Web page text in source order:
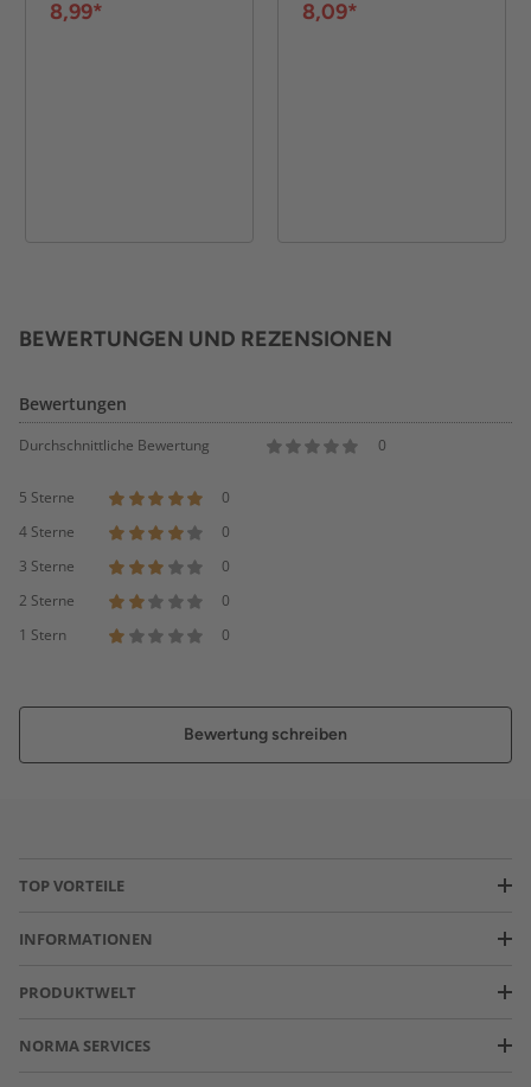
8,99*
8,09*
BEWERTUNGEN UND REZENSIONEN
Bewertungen
Durchschnittliche Bewertung 0
5 Sterne
0
4 Sterne
0
3 Sterne
0
2 Sterne
0
1 Stern
0
Bewertung schreiben
TOP VORTEILE
INFORMATIONEN
PRODUKTWELT
NORMA SERVICES